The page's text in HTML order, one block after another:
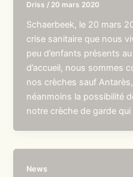
Driss / 20 mars 2020
Schaerbeek, le 20 mars
crise sanitaire que nous
peu d’enfants présents
d’accueil, nous sommes
nos crèches sauf
néanmoins la possibilité
notre crèche de garde qui
News